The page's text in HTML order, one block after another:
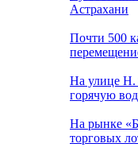
Астрахани
Почти 500
На улице Н.
горячую
На рынке
торговых